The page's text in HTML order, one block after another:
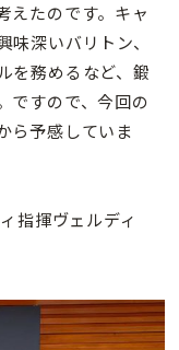
えたのです。キャ
深いバリトン、
を務めるなど、鍛
ですので、今回の
ら予感していま
指揮ヴェルディ